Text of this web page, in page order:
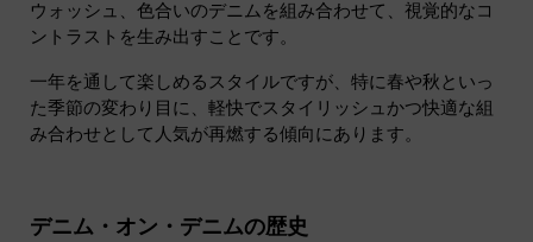
ウォッシュ、色合いのデニムを組み合わせて、視覚的なコ
ントラストを生み出すことです。
一年を通して楽しめるスタイルですが、特に春や秋といっ
た季節の変わり目に、軽快でスタイリッシュかつ快適な組
み合わせとして人気が再燃する傾向にあります。
デニム・オン・デニムの歴史